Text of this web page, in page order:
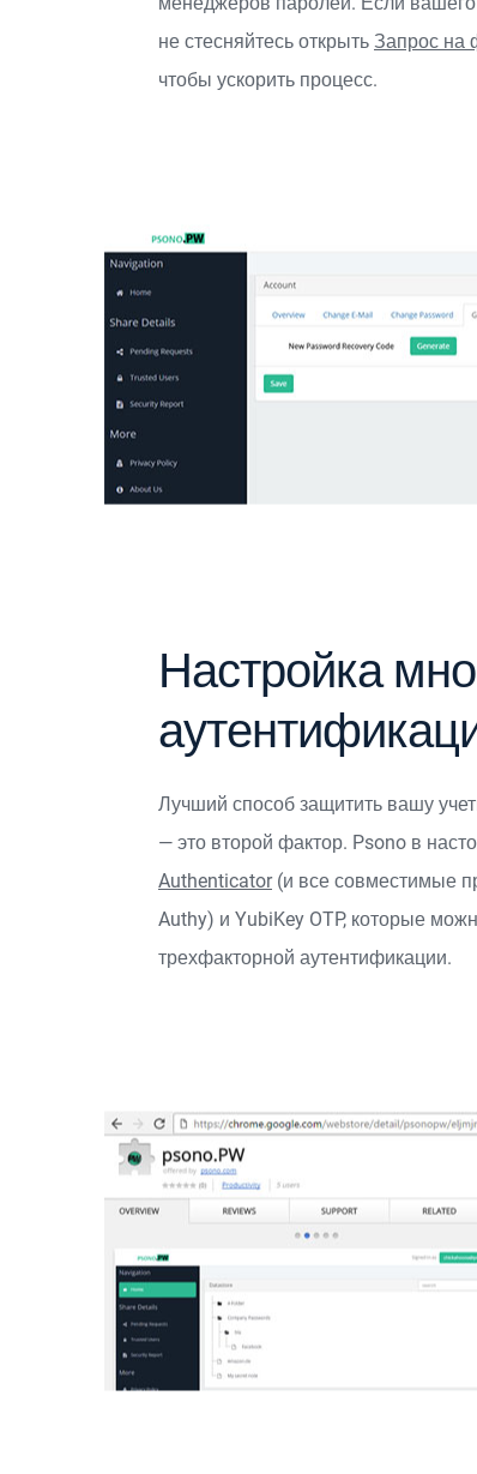
не стесняйтесь открыть Запрос на
чтобы ускорить процесс.
Настройка
Лучший способ защитить вашу
— это второй фактор. Psono в
Authenticator(и все совместимые
Authy) и YubiKey OTP, которые
трехфакторной аутентификации.